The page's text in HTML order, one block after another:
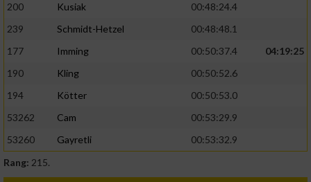
200
Kusiak
00:48:24.4
239
Schmidt-Hetzel
00:48:48.1
177
Imming 00:50:37.4
04:19:25
190
Kling
00:50:52.6
194
Kötter
00:50:53.0
53262
Cam
00:53:29.9
53260
Gayretli
00:53:32.9
Rang: 215.